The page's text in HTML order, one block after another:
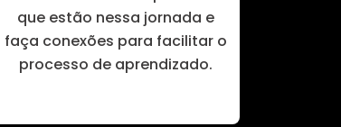
que estão nessa jornada e
faça conexões para facilitar o
processo de aprendizado.